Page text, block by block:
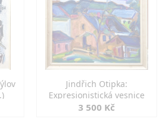
Jindřich Otipka:
Expresionistická vesnice
3 500 Kč